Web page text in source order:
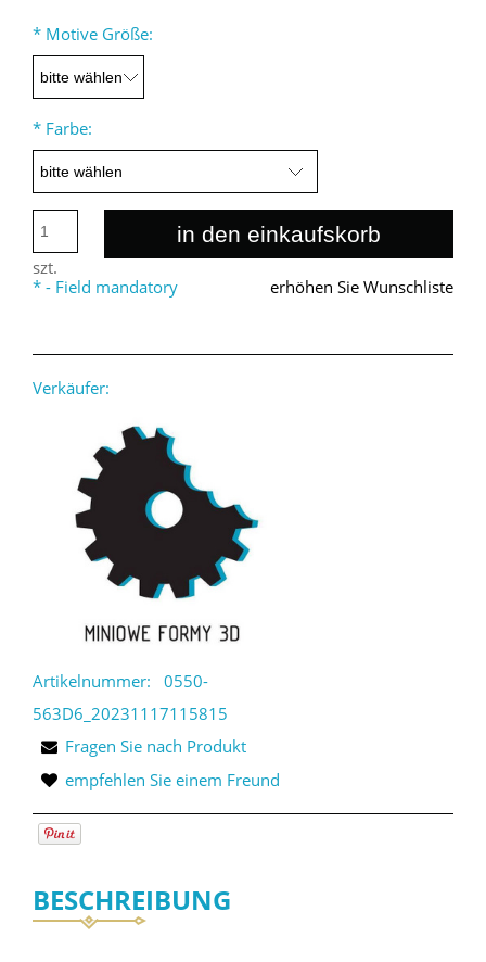
* Motive Größe:
* Farbe:
szt.
in den einkaufskorb
erhöhen Sie Wunschliste
* - Field mandatory
Verkäufer:
Artikelnummer:
0550-
563D6_20231117115815
Fragen Sie nach Produkt
empfehlen Sie einem Freund
BESCHREIBUNG